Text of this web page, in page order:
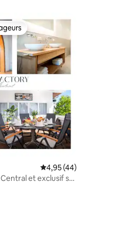
4 commentaires : 4,75 sur 5
Évaluation moyenne
4,95 (44)
et exclusif sur